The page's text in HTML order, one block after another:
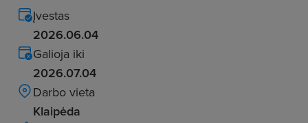
Įvestas
2026.06.04
Galioja iki
2026.07.04
Darbo vieta
Klaipėda